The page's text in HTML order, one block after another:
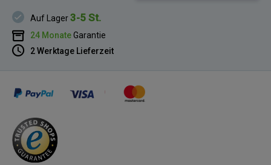
Auf Lager3-5 St.
24 MonateGarantie
2 Werktage Lieferzeit